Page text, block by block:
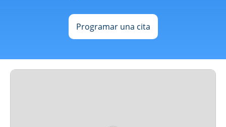
Programar una cita